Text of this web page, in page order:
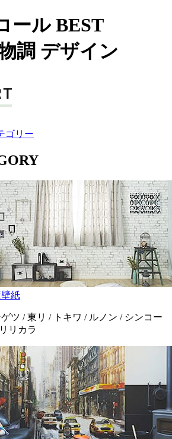
ール BEST
調 デザイン
ゴリー
紙
ツ / 東リ / トキワ / ルノン / シンコー
リカラ